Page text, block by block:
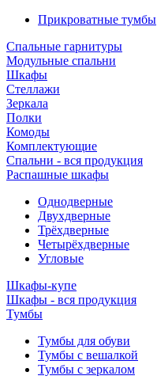
Прикроватные тумбы
Спальные гарнитуры
Модульные спальни
Шкафы
Стеллажи
Зеркала
Полки
Комоды
Комплектующие
Спальни - вся продукция
Распашные шкафы
Однодверные
Двухдверные
Трёхдверные
Четырёхдверные
Угловые
Шкафы-купе
Шкафы - вся продукция
Тумбы
Тумбы для обуви
Тумбы с вешалкой
Тумбы с зеркалом